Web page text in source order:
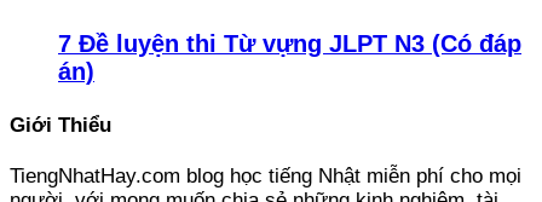
7 Đề luyện thi Từ vựng JLPT N3 (Có đáp
án)
Giới Thiểu
TiengNhatHay.com blog học tiếng Nhật miễn phí cho mọi